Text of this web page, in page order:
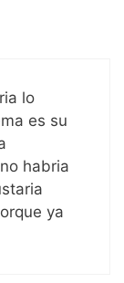
lo
es su
habria
ya